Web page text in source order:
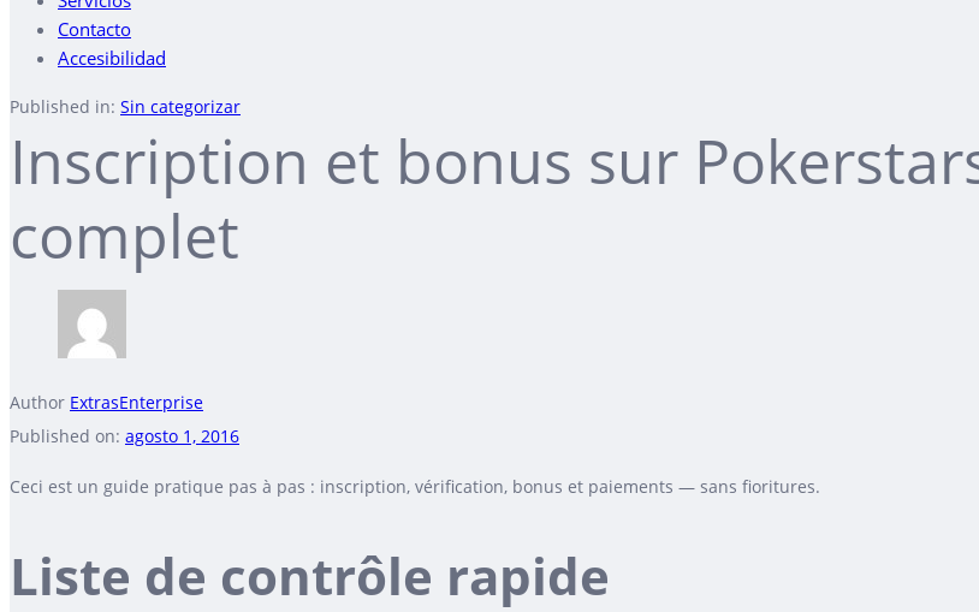
Contacto
Accesibilidad
Published in: Sin categorizar
Inscription et bonus sur
complet
Author ExtrasEnterprise
Published on: agosto 1, 2016
Ceci est un guide pratique pas à pas : inscription, vérification, bonus et paiements — sans fioritures.
Liste de contrôle rapide